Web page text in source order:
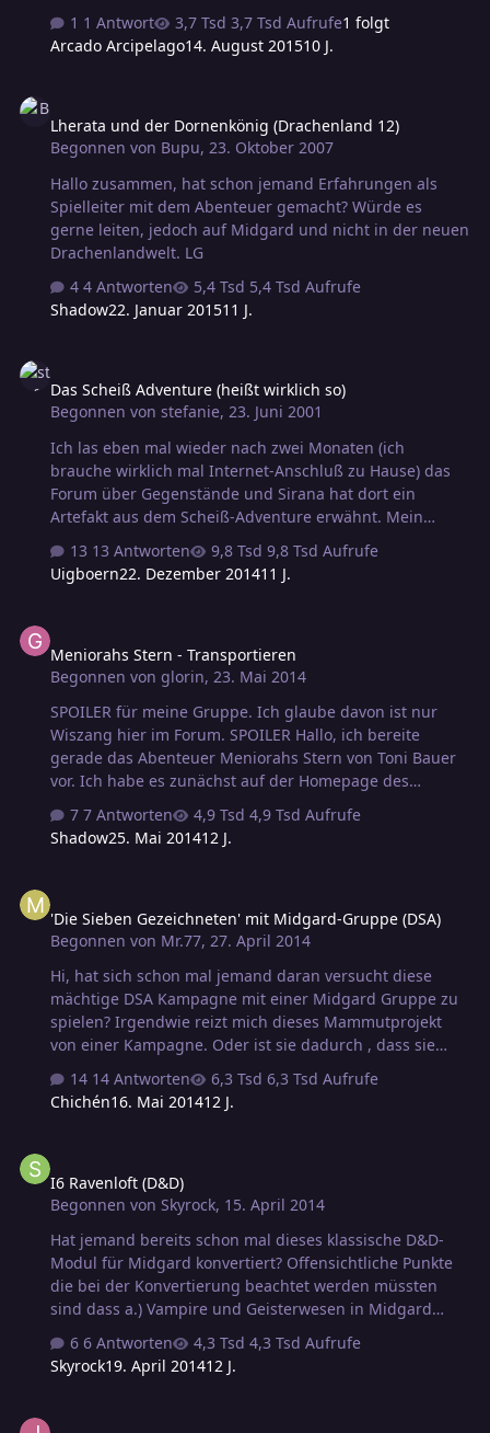
1 Antwort 3,7 Tsd Aufrufe1 folgt
Arcado Arcipelago14. August 201510 J.
Lherata und der Dornenkönig (Drachenland 12)
Begonnen von Bupu,23. Oktober 2007
Hallo zusammen, hat schon jemand Erfahrungen als
Spielleiter mit dem Abenteuer gemacht? Würde es
gerne leiten, jedoch auf Midgard und nicht in der neuen
Drachenlandwelt. LG
4 Antworten
5,4 Tsd Aufrufe
Shadow22. Januar 201511 J.
Das Scheiß Adventure (heißt wirklich so)
Begonnen vonstefanie,23. Juni 2001
Ich las eben mal wieder nach zwei Monaten (ich
brauche wirklich mal Internet-Anschluß zu Hause) das
Forum über Gegenstände und Sirana hat dort ein
Artefakt aus dem Scheiß-Adventure erwähnt. Mein
paar mal gesagt, daß er das Abenteuer gerne hätte, es
mal gespielt hat, aber nicht selbst bekommen konnte
fragen. Jetzt aber: hast Du, Sirana, oder hat jemand von
Euch, Rest der Forums-Mitglieder, ein Exemplar dieses
Weise zukommen zu lassen? Ich weiß nicht, wie dic…
13 Antworten
9,8 Tsd Aufrufe
Uigboern22. Dezember 201411 J.
Meniorahs Stern - Transportieren
Begonnen vonglorin, 23. Mai 2014
SPOILER für meine Gruppe. Ich glaube davon ist nur
Wiszang hier im Forum. SPOILER Hallo, ich bereite
gerade das Abenteuer Meniorahs Stern von Toni Bauer
vor. Ich habe es zunächst auf der Homepage des
kurier.de/MeniorahsStern.htm] und später auch beim
Drosi gefunden
fein, habe aber ein paar Fragen zur Umsetzung: Es gibt
die Möglichkeit mit den "Todeskriegern" in Kampf zu
um. Hier ist die Beschreibung aus dem Abenteuer: Die
Todeskrieger Diese Kreat…
7 Antworten
4,9 Tsd Aufrufe
Shadow25. Mai 201412 J.
'Die Sieben Gezeichneten' mit Midgard-Gruppe (DSA)
Begonnen von Mr.77, 27. April 2014
Hi, hat sich schon mal jemand daran versucht diese
mächtige DSA Kampagne mit einer Midgard Gruppe zu
spielen? Irgendwie reizt mich dieses Mammutprojekt
von einer Kampagne. Oder ist sie dadurch , dass sie
zugeschnitten? Was habt Ich r sonst noch für Tipps um
sich aus dem schier unendlichen DSA Fundus zu
14 Antworten
6,3 Tsd Aufrufe
Chichén16. Mai 201412 J.
I6 Ravenloft (D&D)
Begonnen vonSkyrock, 15. April 2014
Hat jemand bereits schon mal dieses klassische D&D-
Modul für Midgard konvertiert? Offensichtliche Punkte
die bei der Konvertierung beachtet werden müssten
sind dass a.) Vampire und Geisterwesen in Midgard
wesentlich lascher sind da sie keine Stufen entziehen,
Kämpfe mit ihnen aber wegen der Notwendigkeit von
schweren Treffern sehr langwierig werden können und
6 Antworten
4,3 Tsd Aufrufe
Skyrock19. April 201412 J.